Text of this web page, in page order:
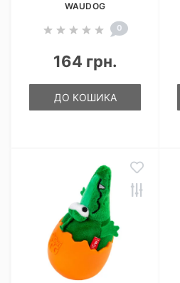
WAUDOG
0
164 грн.
ДО КОШИКА